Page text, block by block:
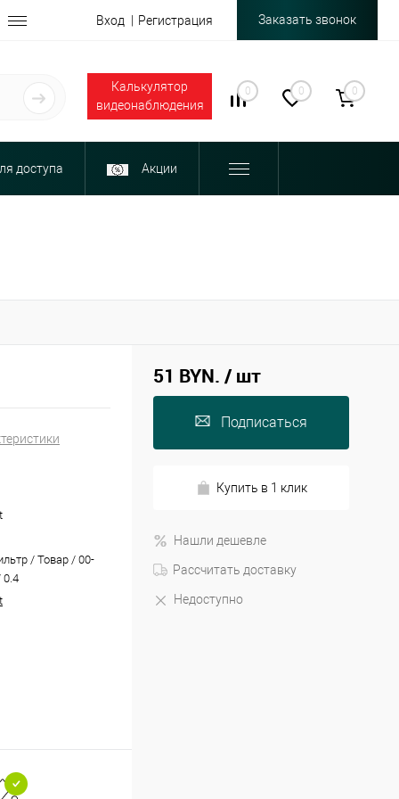
Вход Регистрация Заказать звонок
Калькулятор
видеонаблюдения
0 0 0
доступа Акции
/ Товар / 00-
0.4
51 BYN. / шт
Подписаться
Купить в 1 клик
Нашли дешевле
Рассчитать доставку
Недоступно